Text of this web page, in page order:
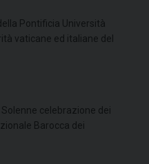
Pontificia Università
vaticane ed italiane del
celebrazione dei
Barocca dei